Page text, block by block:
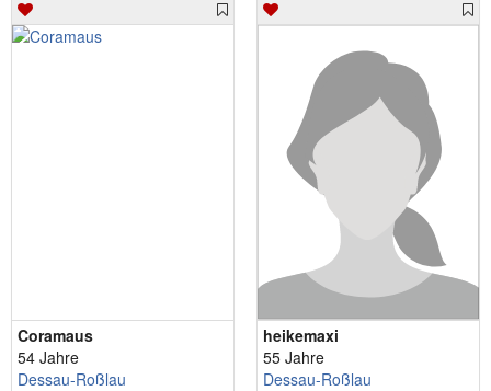
Coramaus
54 Jahre
Dessau-Roßlau
heikemaxi
55 Jahre
Dessau-Roßlau